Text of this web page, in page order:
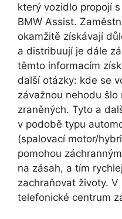
který vozidlo propojí
BMW Assist.
okamžitě získávají
a distribuují je dále
těmto informacím
další otázky: kde se
závažnou nehodu
zraněných. Tyto a
v podobě typu
(spalovací motor/
pomohou
na zásah, a tím
zachraňovat životy.
telefonické centrum